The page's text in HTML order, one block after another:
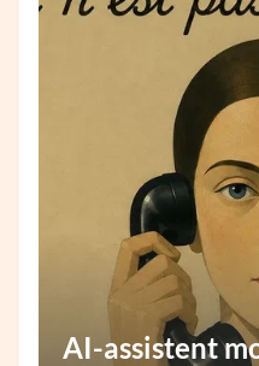
AI-assistent